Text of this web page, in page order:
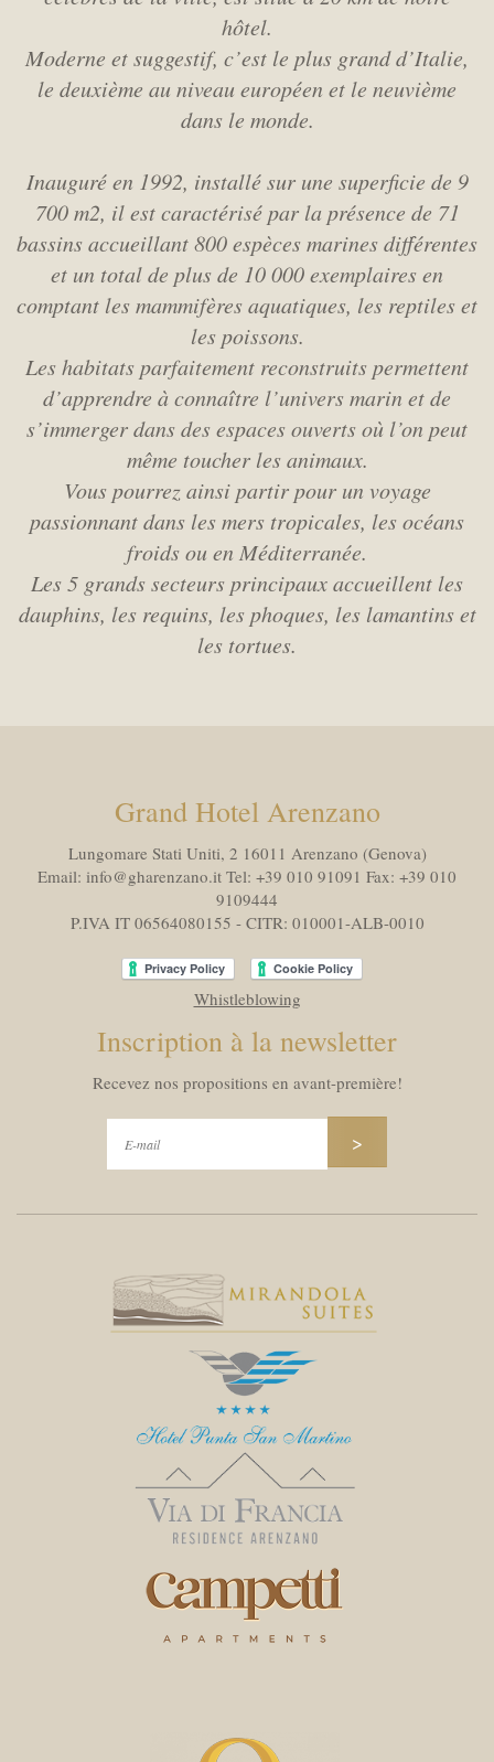
hôtel.
Moderne et suggestif, c’est le plus grand d’Italie,
le deuxième au niveau européen et le neuvième
dans le monde.
Inauguré en 1992, installé sur une superficie de 9
700 m2, il est caractérisé par la présence de 71
bassins accueillant 800 espèces marines différentes
et un total de plus de 10 000 exemplaires en
comptant les mammifères aquatiques, les reptiles et
les poissons.
Les habitats parfaitement reconstruits permettent
d’apprendre à connaître l’univers marin et de
s’immerger dans des espaces ouverts où l’on peut
même toucher les animaux.
Vous pourrez ainsi partir pour un voyage
passionnant dans les mers tropicales, les océans
froids ou en Méditerranée.
Les 5 grands secteurs principaux accueillent les
dauphins, les requins, les phoques, les lamantins et
les tortues.
Grand Hotel Arenzano
Lungomare Stati Uniti, 2 16011 Arenzano (Genova)
Email: info@gharenzano.it Tel: +39 010 91091 Fax: +39 010
9109444
P.IVA IT 06564080155 - CITR: 010001-ALB-0010
Whistleblowing
Inscription à la newsletter
Recevez nos propositions en avant-première!
>